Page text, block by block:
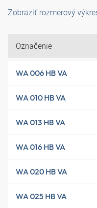
Zobraziť rozmerový
Označenie
WA 006 HB VA
WA 010 HB VA
WA 013 HB VA
WA 016 HB VA
WA 020 HB VA
WA 025 HB VA